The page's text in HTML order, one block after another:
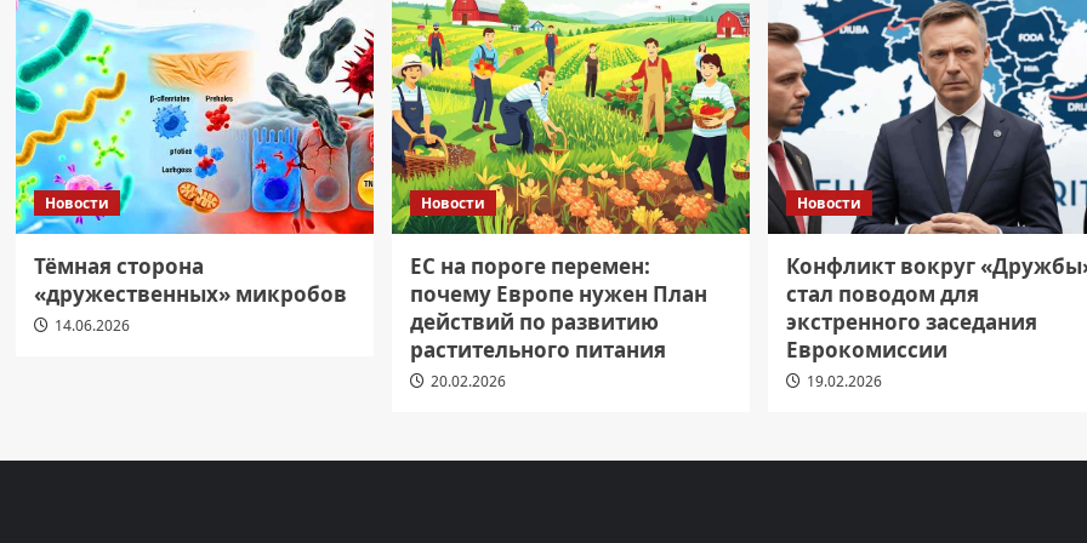
Новости
Тёмная сторона
«дружественных» микробов
14.06.2026
Новости
ЕС на пороге перемен:
почему Европе нужен План
действий по развитию
растительного питания
20.02.2026
Новости
Конфликт вокруг
стал поводом для
экстренного заседания
Еврокомиссии
19.02.2026